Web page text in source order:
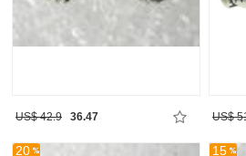
US$ 42.9 36.47 US$
20 15